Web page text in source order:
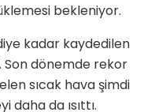
bekleniyor.
kadar kaydedilen
Son dönemde rekor
sıcak hava şimdi
daha da ısıttı.